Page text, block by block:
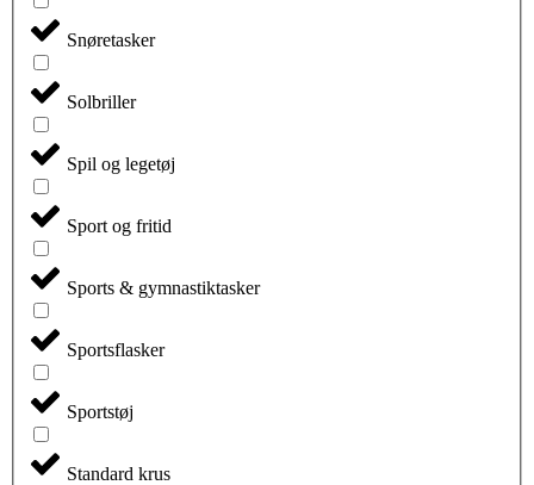
Snøretasker
Solbriller
Spil og legetøj
Sport og fritid
Sports & gymnastiktasker
Sportsflasker
Sportstøj
Standard krus